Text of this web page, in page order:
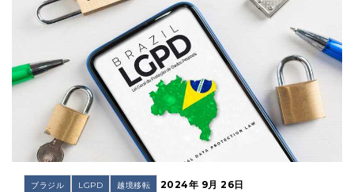
ブラジル LGPD 越境移転 2024年 9月 26日